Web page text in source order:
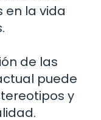
en la vida
de las
puede
y